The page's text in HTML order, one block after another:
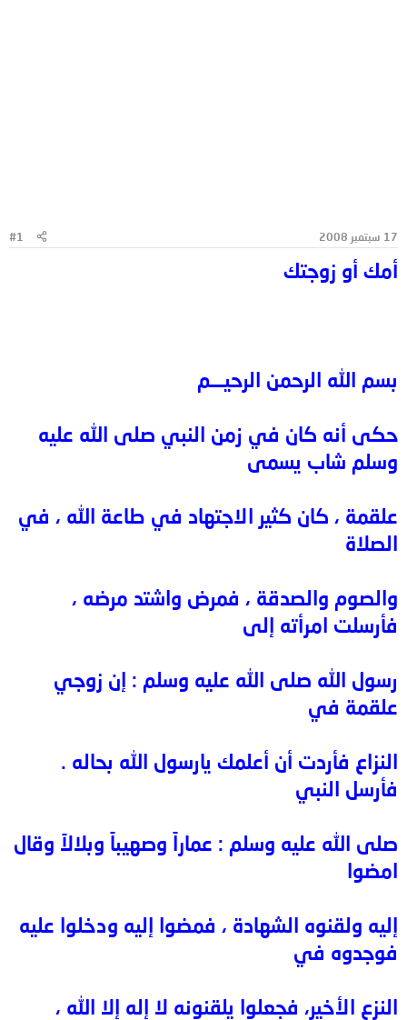
17 سبتمبر 2008 #1
أمك أو زوجتك
بسم الله الرحمن الرحيـــم
حكى أنه كان في زمن النبي صلى الله عليه
وسلم شاب يسمى
علقمة ، كان كثير الاجتهاد في طاعة الله ، في
الصلاة
والصوم والصدقة ، فمرض واشتد مرضه ،
فأرسلت امرأته إلى
رسول الله صلى الله عليه وسلم : إن زوجي
علقمة في
النزاع فأردت أن أعلمك يارسول الله بحاله .
فأرسل النبي
صلى الله عليه وسلم : عماراً وصهيباً وبلالاً وقال
امضوا
إليه ولقنوه الشهادة ، فمضوا إليه ودخلوا عليه
فوجدوه في
النزع الأخير، فجعلوا يلقنونه لا إله إلا الله ،